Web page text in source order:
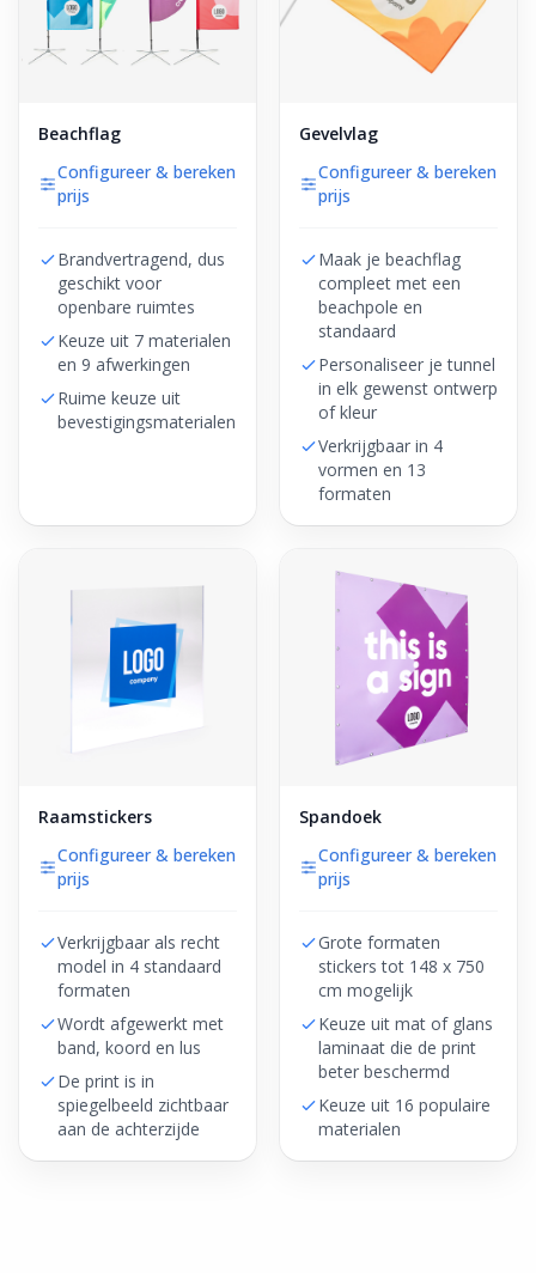
Beachflag
Configureer & bereken
prijs
Brandvertragend, dus
geschikt voor
openbare ruimtes
Keuze uit 7 materialen
en 9 afwerkingen
Ruime keuze uit
bevestigingsmaterialen
Gevelvlag
Configureer & bereken
prijs
Maak je beachflag
compleet met een
beachpole en
standaard
Personaliseer je tunnel
in elk gewenst ontwerp
of kleur
Verkrijgbaar in 4
vormen en 13
formaten
Raamstickers
Configureer & bereken
prijs
Verkrijgbaar als recht
model in 4 standaard
formaten
Wordt afgewerkt met
band, koord en lus
De print is in
spiegelbeeld zichtbaar
aan de achterzijde
Spandoek
Configureer & bereken
prijs
Grote formaten
stickers tot 148 x 750
cm mogelijk
Keuze uit mat of glans
laminaat die de print
beter beschermd
Keuze uit 16 populaire
materialen